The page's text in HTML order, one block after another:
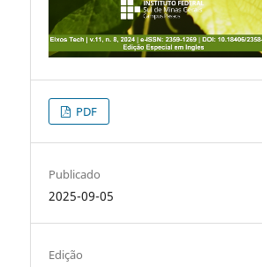
PDF
Publicado
2025-09-05
Edição